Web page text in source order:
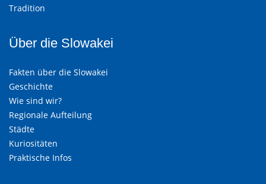
Tradition
Über die Slowakei
Fakten über die Slowakei
Geschichte
Wie sind wir?
Regionale Aufteilung
Städte
Kuriositäten
Praktische Infos